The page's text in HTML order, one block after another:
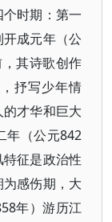
时期：第一
成元年（公
其诗歌创作
抒写少年情
才华和巨大
年（公元842
征是政治性
感伤期，大
年）游历江